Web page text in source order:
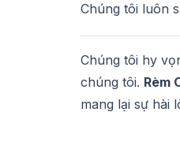
Chúng tôi luôn
Chúng tôi hy
chúng tôi. Rèm
mang lại sự hài